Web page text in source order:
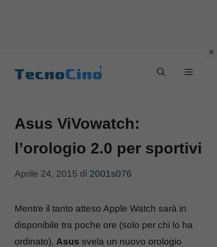
Menu
Asus ViVowatch:
l’orologio 2.0 per sportivi
Aprile 24, 2015 di 2001s076
Mentre il tanto atteso Apple Watch sarà in
disponibile tra poche ore (solo per chi lo ha
ordinato), Asus svela un nuovo orologio